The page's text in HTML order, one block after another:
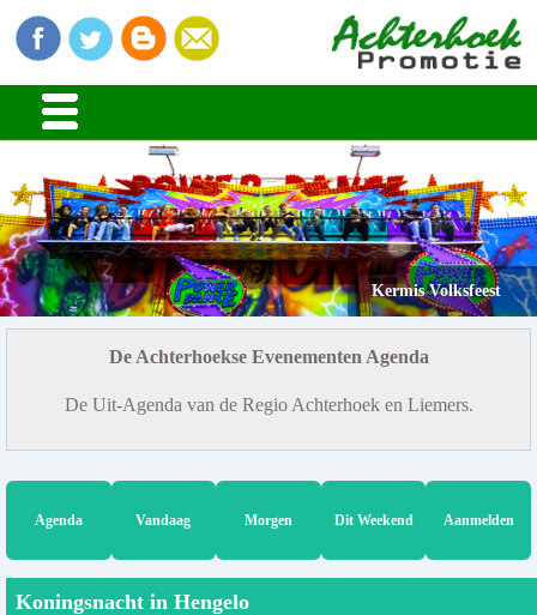
Kermis Volksfeest
De Achterhoekse Evenementen Agenda
De Uit-Agenda van de Regio Achterhoek en Liemers.
Agenda Vandaag Morgen Dit Weekend Aanmelden
Koningsnacht in Hengelo